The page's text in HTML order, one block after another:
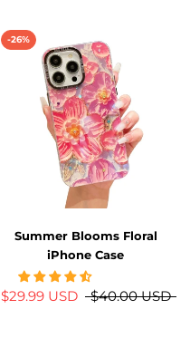
-26%
Summer Blooms Floral
iPhone Case
$29.99 USD $40.00 USD